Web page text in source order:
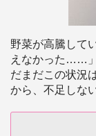
野菜が高騰して
えなかった……
だまだこの状況
から、不足しな